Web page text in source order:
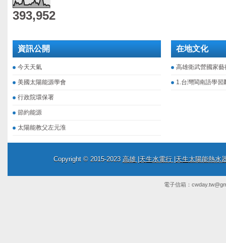
393,952
資訊公開
今天天氣
美國太陽能源學會
行政院環保署
節約能源
太陽能教父左元淮
在地文化
高雄衛武營國家藝
1.台灣閩南語學習
Copyright © 2015-2023 高雄 |天生水電行 |天生太陽能熱水
電子信箱：